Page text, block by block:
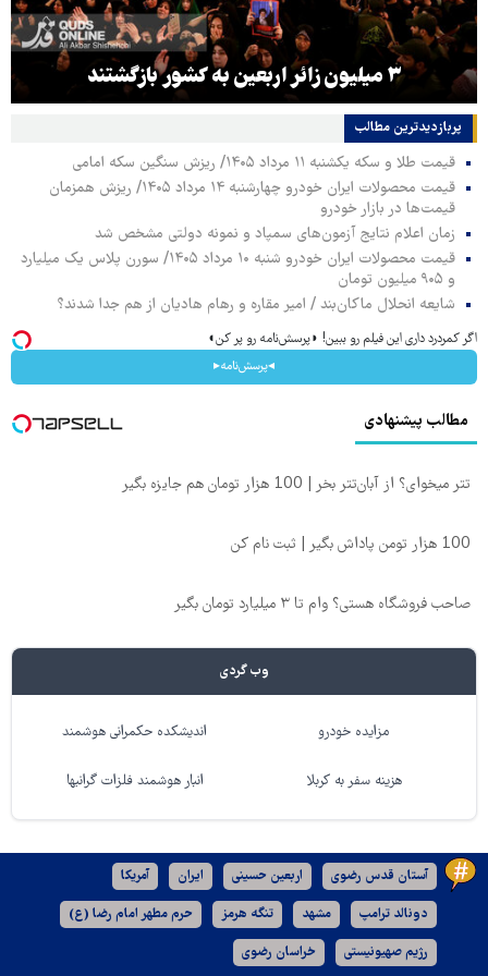
۳ میلیون زائر اربعین به کشور بازگشتند
پربازدیدترین‌ مطالب
قیمت طلا و سکه یکشنبه ۱۱ مرداد ۱۴۰۵/ ریزش سنگین سکه امامی
قیمت محصولات ایران خودرو چهارشنبه ۱۴ مرداد ۱۴۰۵/ ریزش همزمان
قیمت‌ها در بازار خودرو
زمان اعلام نتایج آزمون‌های سمپاد و نمونه دولتی مشخص شد
قیمت محصولات ایران خودرو شنبه ۱۰ مرداد ۱۴۰۵/ سورن پلاس یک میلیارد
و ۹۰۵ میلیون تومان
شایعه انحلال ماکان‌بند / امیر مقاره و رهام هادیان از هم جدا شدند؟
اگر کمردرد داری این فیلم رو ببین! ◗پرسش‌نامه رو پر کن◖
◂پرسش‌نامه▸
مطالب پیشنهادی
تتر میخوای؟ از آبان‌تتر بخر | 100 هزار تومان هم جایزه بگیر
100 هزار تومن پاداش بگیر | ثبت نام کن
صاحب فروشگاه هستی؟ وام تا ۳ میلیارد تومان بگیر
وب گردی
مزایده خودرو اندیشکده حکمرانی هوشمند
هزینه سفر به کربلا انبار هوشمند فلزات گرانبها
آستان قدس رضوی اربعین حسینی ایران آمریکا
دونالد ترامپ مشهد تنگه هرمز حرم مطهر امام رضا (ع)
رژیم صهیونیستی خراسان رضوی